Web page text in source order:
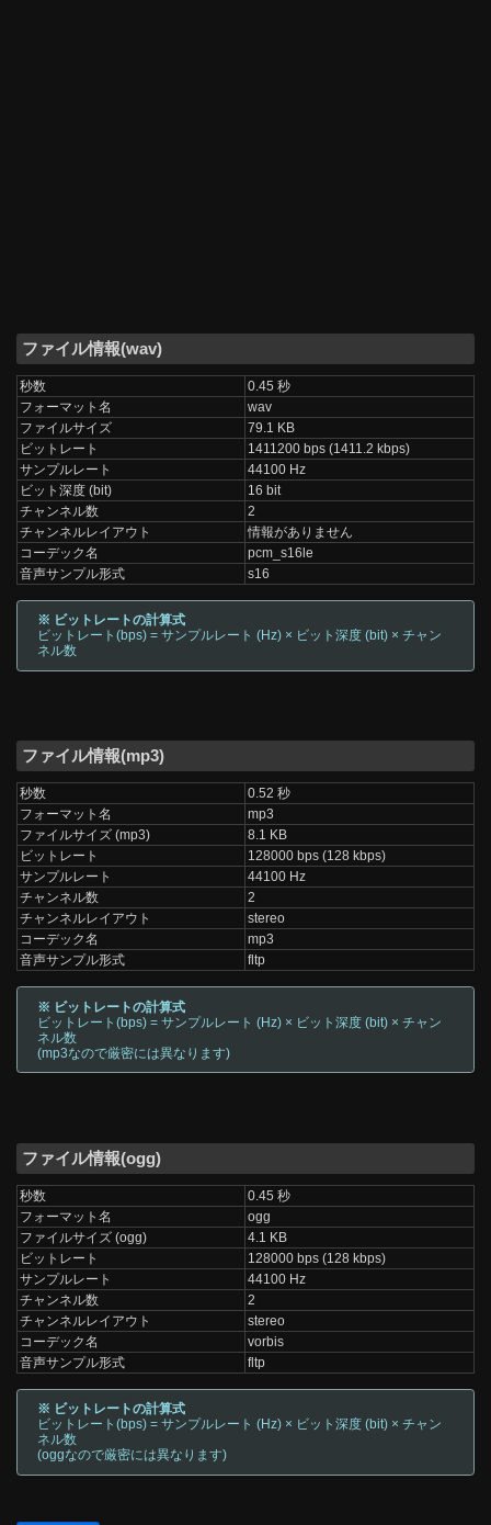
ファイル情報(wav)
秒数
0.45 秒
フォーマット名
wav
ファイルサイズ
79.1 KB
ビットレート
1411200 bps (1411.2 kbps)
サンプルレート
44100 Hz
ビット深度 (bit)
16 bit
チャンネル数
2
チャンネルレイアウト
情報がありません
コーデック名
pcm_s16le
音声サンプル形式
s16
※ ビットレートの計算式
ビットレート(bps) = サンプルレート (Hz) × ビット深度 (bit) × チャン
ネル数
ファイル情報(mp3)
秒数
0.52 秒
フォーマット名
mp3
ファイルサイズ (mp3)
8.1 KB
ビットレート
128000 bps (128 kbps)
サンプルレート
44100 Hz
チャンネル数
2
チャンネルレイアウト
stereo
コーデック名
mp3
音声サンプル形式
fltp
※ ビットレートの計算式
ビットレート(bps) = サンプルレート (Hz) × ビット深度 (bit) × チャン
ネル数
(mp3なので厳密には異なります)
ファイル情報(ogg)
秒数
0.45 秒
フォーマット名
ogg
ファイルサイズ (ogg)
4.1 KB
ビットレート
128000 bps (128 kbps)
サンプルレート
44100 Hz
チャンネル数
2
チャンネルレイアウト
stereo
コーデック名
vorbis
音声サンプル形式
fltp
※ ビットレートの計算式
ビットレート(bps) = サンプルレート (Hz) × ビット深度 (bit) × チャン
ネル数
(oggなので厳密には異なります)